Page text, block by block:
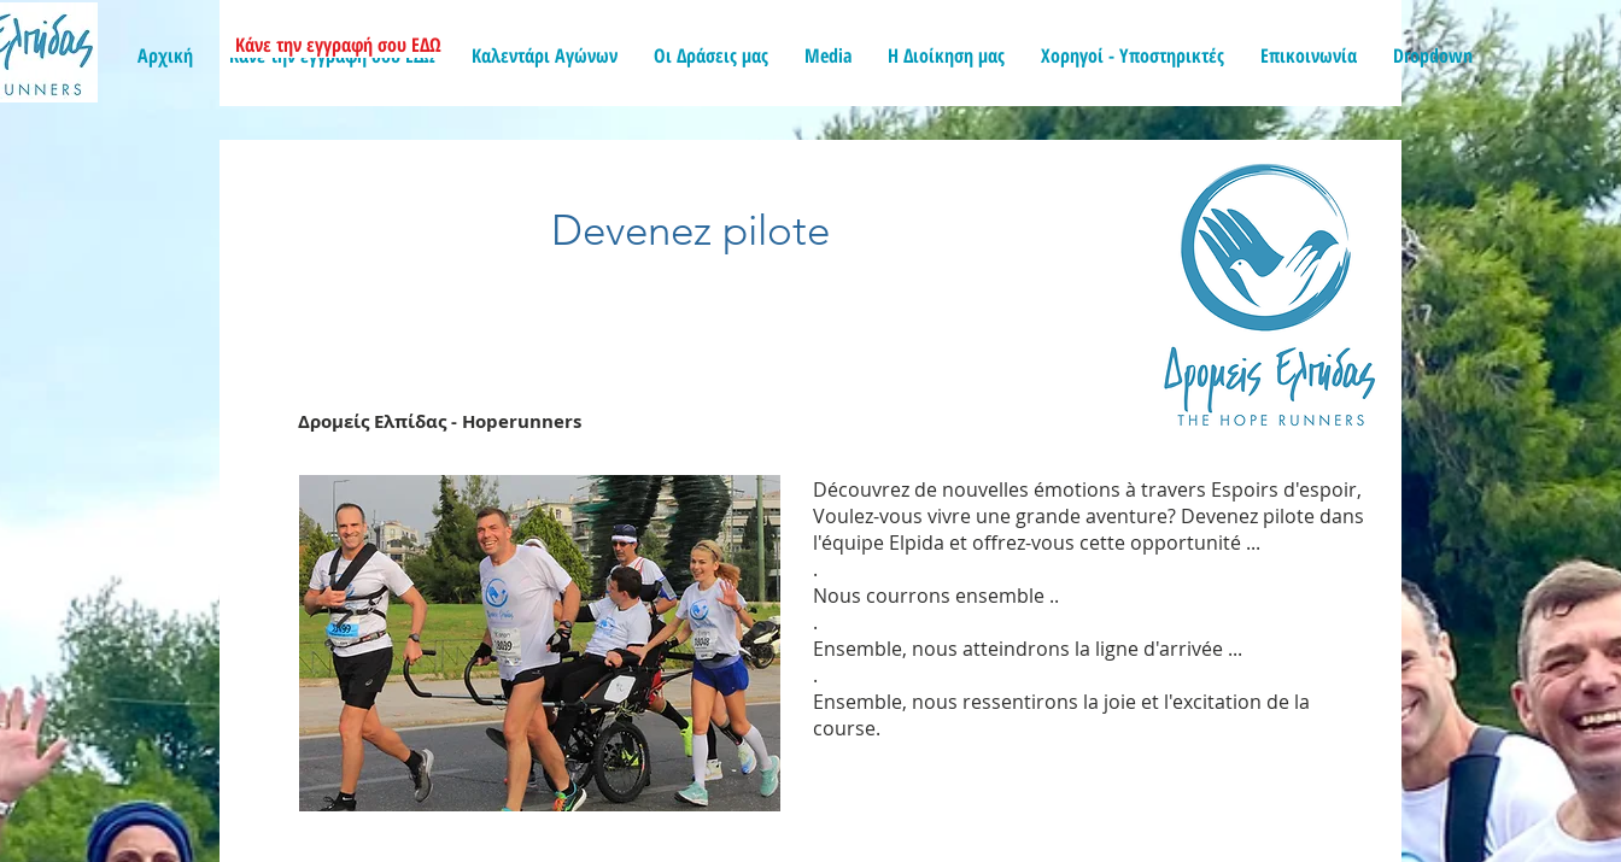
Αρχική Κάνε την εγγραφή σου ΕΔΩ Καλεντάρι Αγώνων Οι Δράσεις μας Media Η Διοίκηση μας Χορηγοί - Υποστηρικτές Επικοινωνία Dropdown
Κάνε την εγγραφή σου ΕΔΩ
Devenez pilote
Δρομείς Ελπίδας - Hoperunners
Découvrez de nouvelles émotions à travers Espoirs d'espoir,
Voulez-vous vivre une grande aventure? Devenez pilote dans
l'équipe Elpida et offrez-vous cette opportunité ...
.
Nous courrons ensemble ..
.
Ensemble, nous atteindrons la ligne d'arrivée ...
.
Ensemble, nous ressentirons la joie et l'excitation de la
course.